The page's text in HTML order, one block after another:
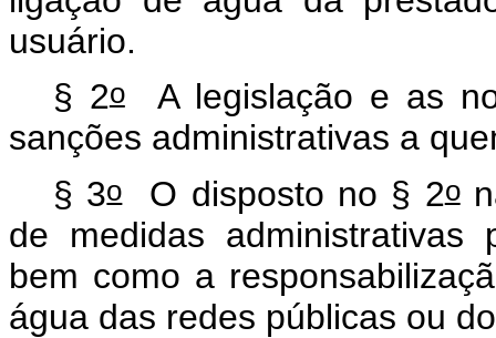
usuário.
§ 2oA legislação e as
sanções administrativas a
§ 3oO disposto no § 2o
de medidas
bem como a
água das redes públicas ou